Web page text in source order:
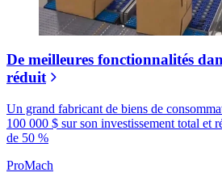
De meilleures fonctionnalités
réduit
Un grand fabricant de biens de
100 000 $ sur son investissement total et
de 50 %
ProMach